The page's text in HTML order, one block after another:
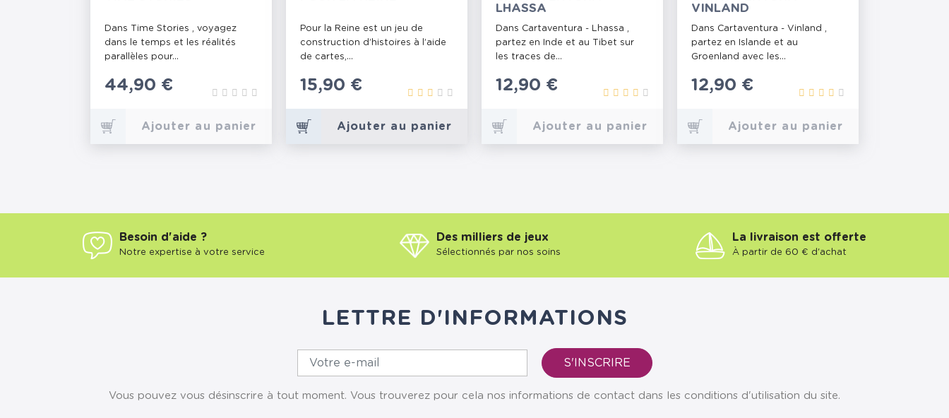
Dans Time Stories , voyagez
dans le temps et les réalités
parallèles pour...
Prix
44,90 €
Ajouter au panier
Pour la Reine est un jeu de
construction d’histoires à l’aide
de cartes,...
Prix
15,90 €
Ajouter au panier
LHASSA
Dans Cartaventura - Lhassa ,
partez en Inde et au Tibet sur
les traces de...
Prix
12,90 €
Ajouter au panier
VINLAND
Dans Cartaventura - Vinland ,
partez en Islande et au
Groenland avec les...
Prix
12,90 €
Ajouter au panier
Besoin d'aide ?
Notre expertise à votre service
Des milliers de jeux
Sélectionnés par nos soins
La livraison est offerte
À partir de 60 € d'achat
LETTRE D'INFORMATIONS
Vous pouvez vous désinscrire à tout moment. Vous trouverez pour cela nos informations de contact dans les conditions d'utilisation du site.